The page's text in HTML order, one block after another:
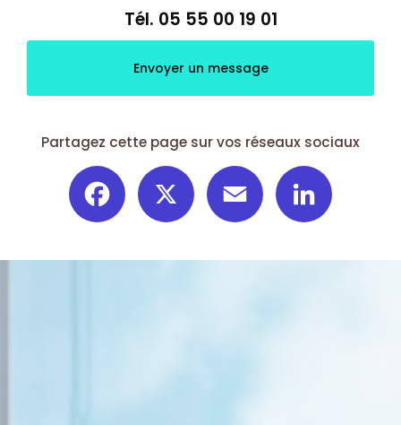
Tél. 05 55 00 19 01
Envoyer un message
Partagez cette page sur vos réseaux sociaux
Facebook Email